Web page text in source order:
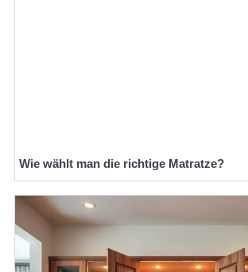
Wie wählt man die richtige Matratze?